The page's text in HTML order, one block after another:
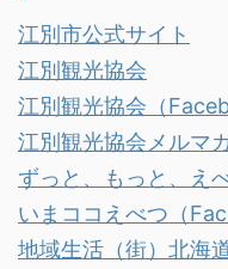
江別市公式サイト
江別観光協会
江別観光協会（
江別観光協会メルマ
ずっと、もっと、え
いまココえべつ（
地域生活（街）北海